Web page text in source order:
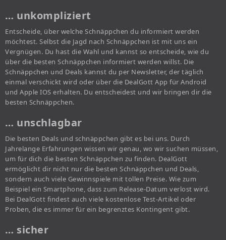
… unkompliziert
Entscheide, über welche Schnäppchen du informiert werden
möchtest. Selbst die Jagd nach Schnäppchen ist mit uns ein
Vergnügen. Du hast die Wahl und kannst so entscheide, wie du
über die besten Schnäppchen informiert werden willst. Die
Schnäppchen und Deals kannst du per Newsletter, der täglich
einmal verschickt wird oder über die DealGott App für Android
und Apple IOS erhalten. Du entscheidest und wir bringen dir die
besten Schnäppchen.
… unschlagbar
Die besten Deals und schnäppchen gibt es bei uns. Durch
Jahrelange Erfahrungen wissen wir genau, wo wir suchen müssen,
um für dich die besten Schnäppchen zu finden. DealGott
ermöglicht dir nicht nur die besten Schnäppchen und Deals,
sondern auch viele Gewinnspiele mit tollen Preise. Wie zum
Beispiel ein Smartphone, dass zum Release-Datum verlost wird.
Bei DealGott findest auch viele kostenlose Test-Artikel oder
Proben, die es immer für ein begrenztes Kontingent gibt.
… sicher